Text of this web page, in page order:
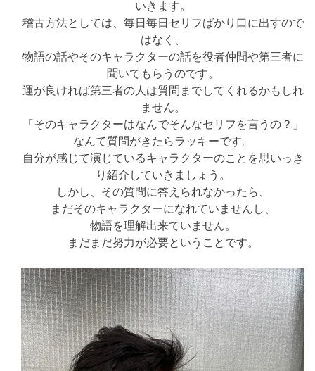
いきます。
稽古方法としては、毎日毎日セリフばかり口に出すので
はなく、
物語の話やそのキャラクターの話を役者仲間や第三者に
聞いてもらうのです。
運が良ければ第三者の人は質問までしてくれるかもしれ
ません。
「そのキャラクターはなんでそんなセリフを言うの？」
なんて質問がきたらラッキーです。
自分が感じて演じているキャラクターのことを思いっき
り紹介していきましょう。
しかし、その質問に答えられなかったら、
まだそのキャラクターになれていませんし、
物語を理解出来ていません。
まだまだ努力が必要ということです。